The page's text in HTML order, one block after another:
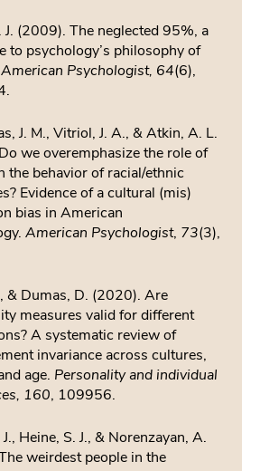
J. (2009). The neglected 95%, a
to psychology’s philosophy of
American Psychologist, 64(6),
J. M., Vitriol, J. A., & Atkin, A. L.
we overemphasize the role of
the behavior of racial/ethnic
Evidence of a cultural (mis)
bias in American
American Psychologist, 73(3),
& Dumas, D. (2020). Are
measures valid for different
A systematic review of
invariance across cultures,
age. Personality and individual
160, 109956.
Heine, S. J., & Norenzayan, A.
weirdest people in the